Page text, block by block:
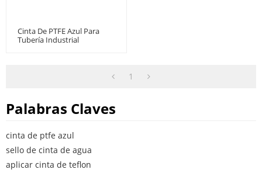
Cinta De PTFE Azul Para
Tubería Industrial
1
Palabras Claves
cinta de ptfe azul
sello de cinta de agua
aplicar cinta de teflon